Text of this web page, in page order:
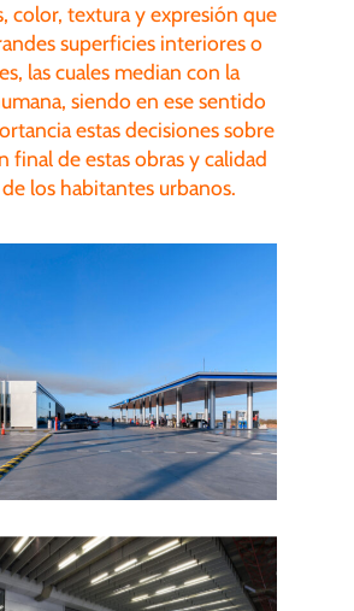
color, textura y expresión que
superficies interiores o
las cuales median con la
siendo en ese sentido
estas decisiones sobre
final de estas obras y calidad
los habitantes urbanos.